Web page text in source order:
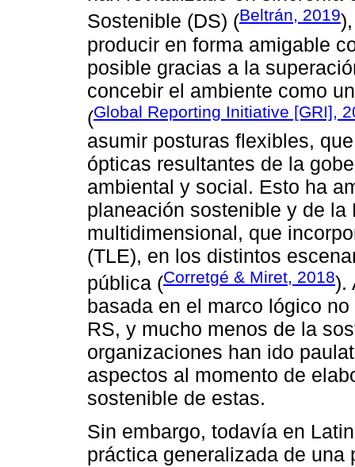
Sostenible (DS) (Beltrán, 2019
producir en forma amigable
posible gracias a la
concebir el ambiente como
(Global Reporting Initiative [GRI],
asumir posturas flexibles,
ópticas resultantes de la
ambiental y social. Esto ha
planeación sostenible y de
multidimensional, que
(TLE), en los distintos
pública (Corretgé & Miret, 2018).
basada en el marco lógico
RS, y mucho menos de la
organizaciones han ido
aspectos al momento de
sostenible de estas.
Sin embargo, todavía en
práctica generalizada de